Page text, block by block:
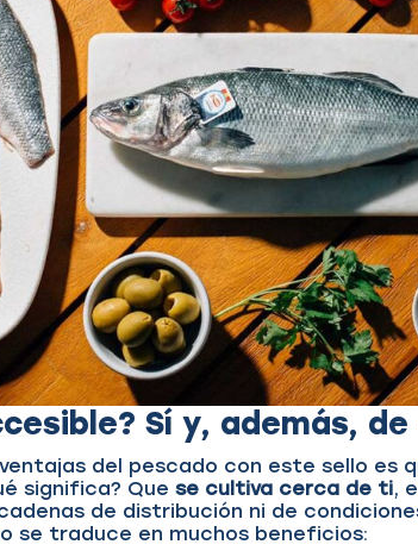
Sí y, además,
del pescado con este sello es
significa? Quese cultiva cerca de ti,
de distribución ni de
se traduce en muchos beneficios: